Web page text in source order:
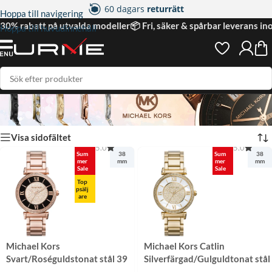
Hoppa till navigering
Hoppa till huvudinnehåll
60 dagars returrätt
2 års garanti
rabatt på utvalda modeller📦 Fri, säker & spårbar leverans
Hem|Varumärken|
Visa sidofältet
Sum
mer
Sale
Top
psälj
are
5.0
38
mm
Michael Kors
Svart/Roséguldstonat stål 39
Sum
mer
Sale
5.0
38
mm
Michael Kors Catlin
Silverfärgad/Gulguldtonat stål